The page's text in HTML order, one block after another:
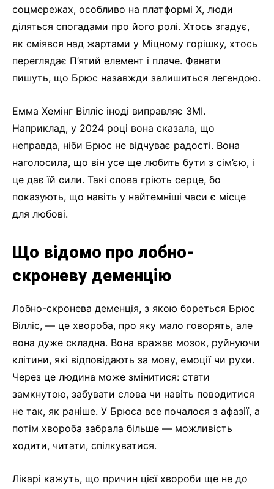
соцмережах, особливо на платформі X, люди
діляться спогадами про його ролі. Хтось згадує,
як сміявся над жартами у Міцному горішку, хтось
переглядає П’ятий елемент і плаче. Фанати
пишуть, що Брюс назавжди залишиться легендою.
Емма Хемінг Вілліс іноді виправляє ЗМІ.
Наприклад, у 2024 році вона сказала, що
неправда, ніби Брюс не відчуває радості. Вона
наголосила, що він усе ще любить бути з сім’єю, і
це дає їй сили. Такі слова гріють серце, бо
показують, що навіть у найтемніші часи є місце
для любові.
Що відомо про лобно-
скроневу деменцію
Лобно-скронева деменція, з якою бореться Брюс
Вілліс, — це хвороба, про яку мало говорять, але
вона дуже складна. Вона вражає мозок, руйнуючи
клітини, які відповідають за мову, емоції чи рухи.
Через це людина може змінитися: стати
замкнутою, забувати слова чи навіть поводитися
не так, як раніше. У Брюса все почалося з афазії, а
потім хвороба забрала більше — можливість
ходити, читати, спілкуватися.
Лікарі кажуть, що причин цієї хвороби ще не до